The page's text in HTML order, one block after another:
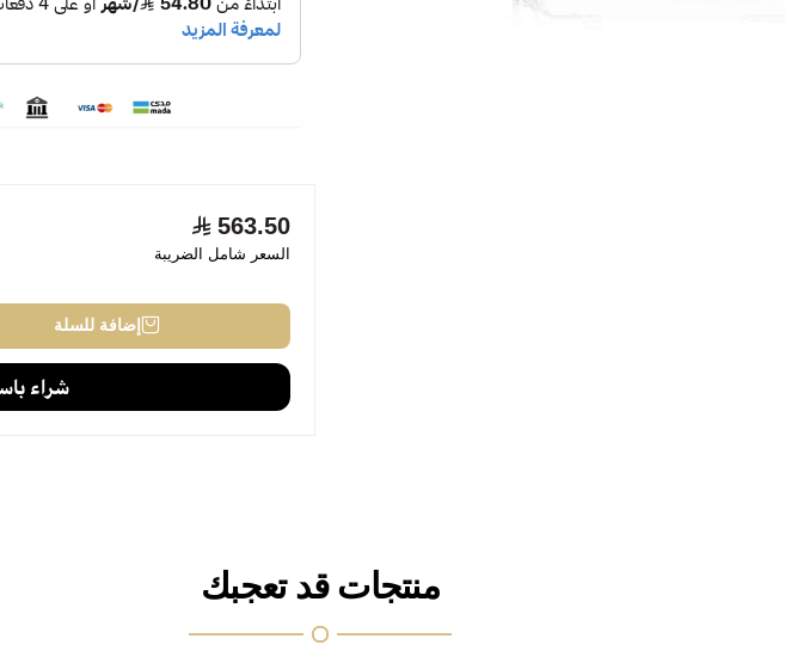
563.50
السعر شامل الضريبة
إضافة للسلة
منتجات قد تعجبك